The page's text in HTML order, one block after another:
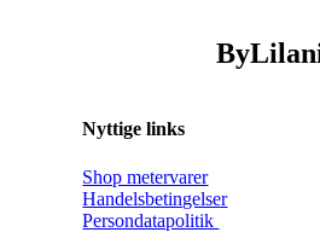
Nyttige links
Shop metervarer
Handelsbetingelser
Persondatapolitik